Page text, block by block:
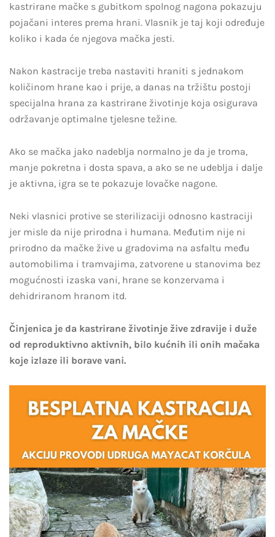
kastrirane mačke s gubitkom spolnog nagona pokazuju
pojačani interes prema hrani. Vlasnik je taj koji određuje
koliko i kada će njegova mačka jesti.
Nakon kastracije treba nastaviti hraniti s jednakom
količinom hrane kao i prije, a danas na tržištu postoji
specijalna hrana za kastrirane životinje koja osigurava
održavanje optimalne tjelesne težine.
Ako se mačka jako nadeblja normalno je da je troma,
manje pokretna i dosta spava, a ako se ne udeblja i dalje
je aktivna, igra se te pokazuje lovačke nagone.
Neki vlasnici protive se sterilizaciji odnosno kastraciji
jer misle da nije prirodna i humana. Međutim nije ni
prirodno da mačke žive u gradovima na asfaltu među
automobilima i tramvajima, zatvorene u stanovima bez
mogućnosti izaska vani, hrane se konzervama i
dehidriranom hranom itd.
Činjenica je da kastrirane životinje žive zdravije i duže
od reproduktivno aktivnih, bilo kućnih ili onih mačaka
koje izlaze ili borave vani.